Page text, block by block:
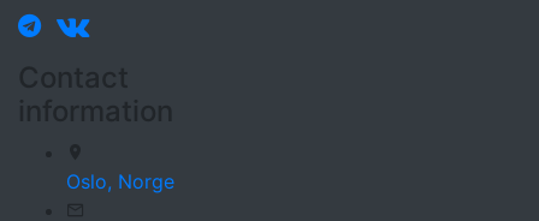
Contact
information
Oslo, Norge